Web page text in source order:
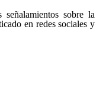
sobre la
en redes sociales y